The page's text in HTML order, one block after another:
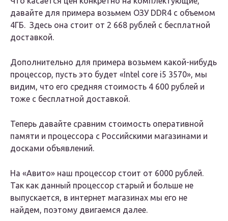
давайте для примера возьмем ОЗУ DDR4 с объемом
4ГБ. Здесь она стоит от 2 668 рублей с бесплатной
доставкой.
Дополнительно для примера возьмем какой-нибудь
процессор, пусть это будет «Intel core i5 3570», мы
видим, что его средняя стоимость 4 600 рублей и
тоже с бесплатной доставкой.
Теперь давайте сравним стоимость оперативной
памяти и процессора с Российскими магазинами и
досками объявлений.
На «Авито» наш процессор стоит от 6000 рублей.
Так как данный процессор старый и больше не
выпускается, в интернет магазинах мы его не
найдем, поэтому двигаемся далее.